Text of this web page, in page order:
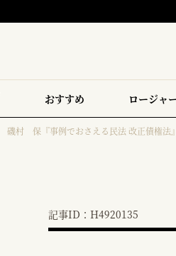
おすすめ ロージャ
磯村 保『事例でおさえる民法 改正債権法
記事ID：H4920135